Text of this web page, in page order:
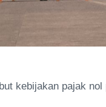
kebijakan pajak